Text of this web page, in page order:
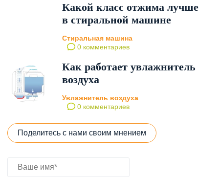
Какой класс отжима лучше
в стиральной машине
Стиральная машина
0 комментариев
Как работает увлажнитель
воздуха
Увлажнитель воздуха
0 комментариев
Поделитесь с нами своим мнением